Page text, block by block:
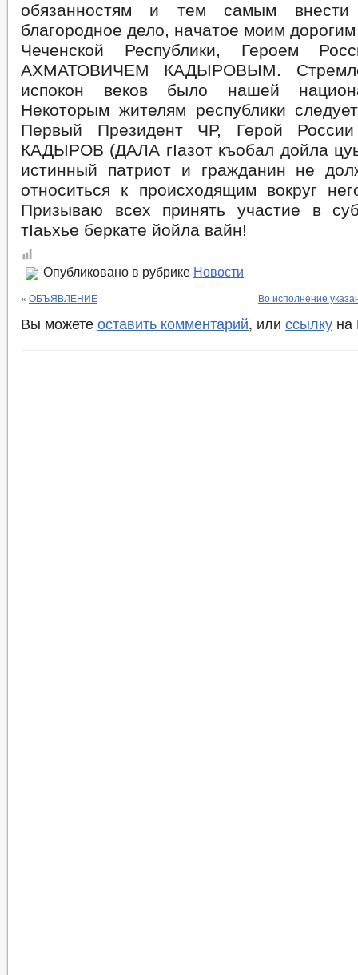
обязанностям и тем самым
благородное дело, начатое моим
Чеченской Республики, Героем
АХМАТОВИЧЕМ КАДЫРОВЫМ.
испокон веков было нашей
Некоторым жителям республики
Первый Президент ЧР, Герой
КАДЫРОВ (ДАЛА гIазот къобал дойла
истинный патриот и гражданин не
относиться к происходящим вокруг
Призываю всех принять участие в
тIаьхье беркате йойла вайн!
Опубликовано в рубрике Новости
« ОБЪЯВЛЕНИЕ Во исполнение
Вы можете оставить комментарий, или ссылку на